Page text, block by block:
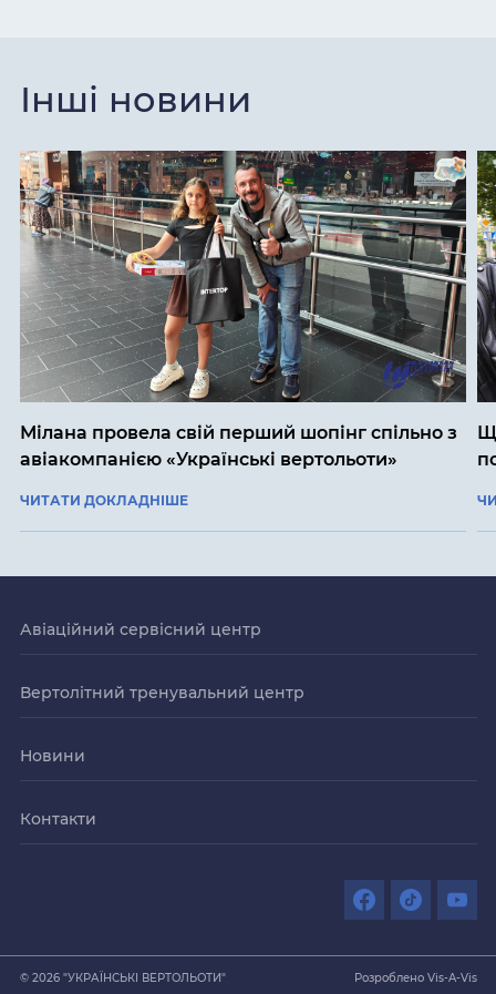
Інші новини
Мілана провела свій перший шопінг спільно з
авіакомпанією «Українські вертольоти»
ЧИТАТИ ДОКЛАДНІШЕ
Авіаційний сервісний центр
Вертолітний тренувальний центр
Новини
Контакти
© 2026 "УКРАЇНСЬКІ ВЕРТОЛЬОТИ" Розроблено Vis-A-Vis